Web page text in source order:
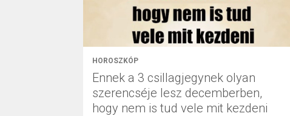
HOROSZKÓP
Ennek a 3 csillagjegynek olyan
szerencséje lesz decemberben,
hogy nem is tud vele mit kezdeni